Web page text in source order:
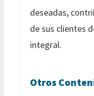
deseadas,
de sus clientes
integral.
Otros